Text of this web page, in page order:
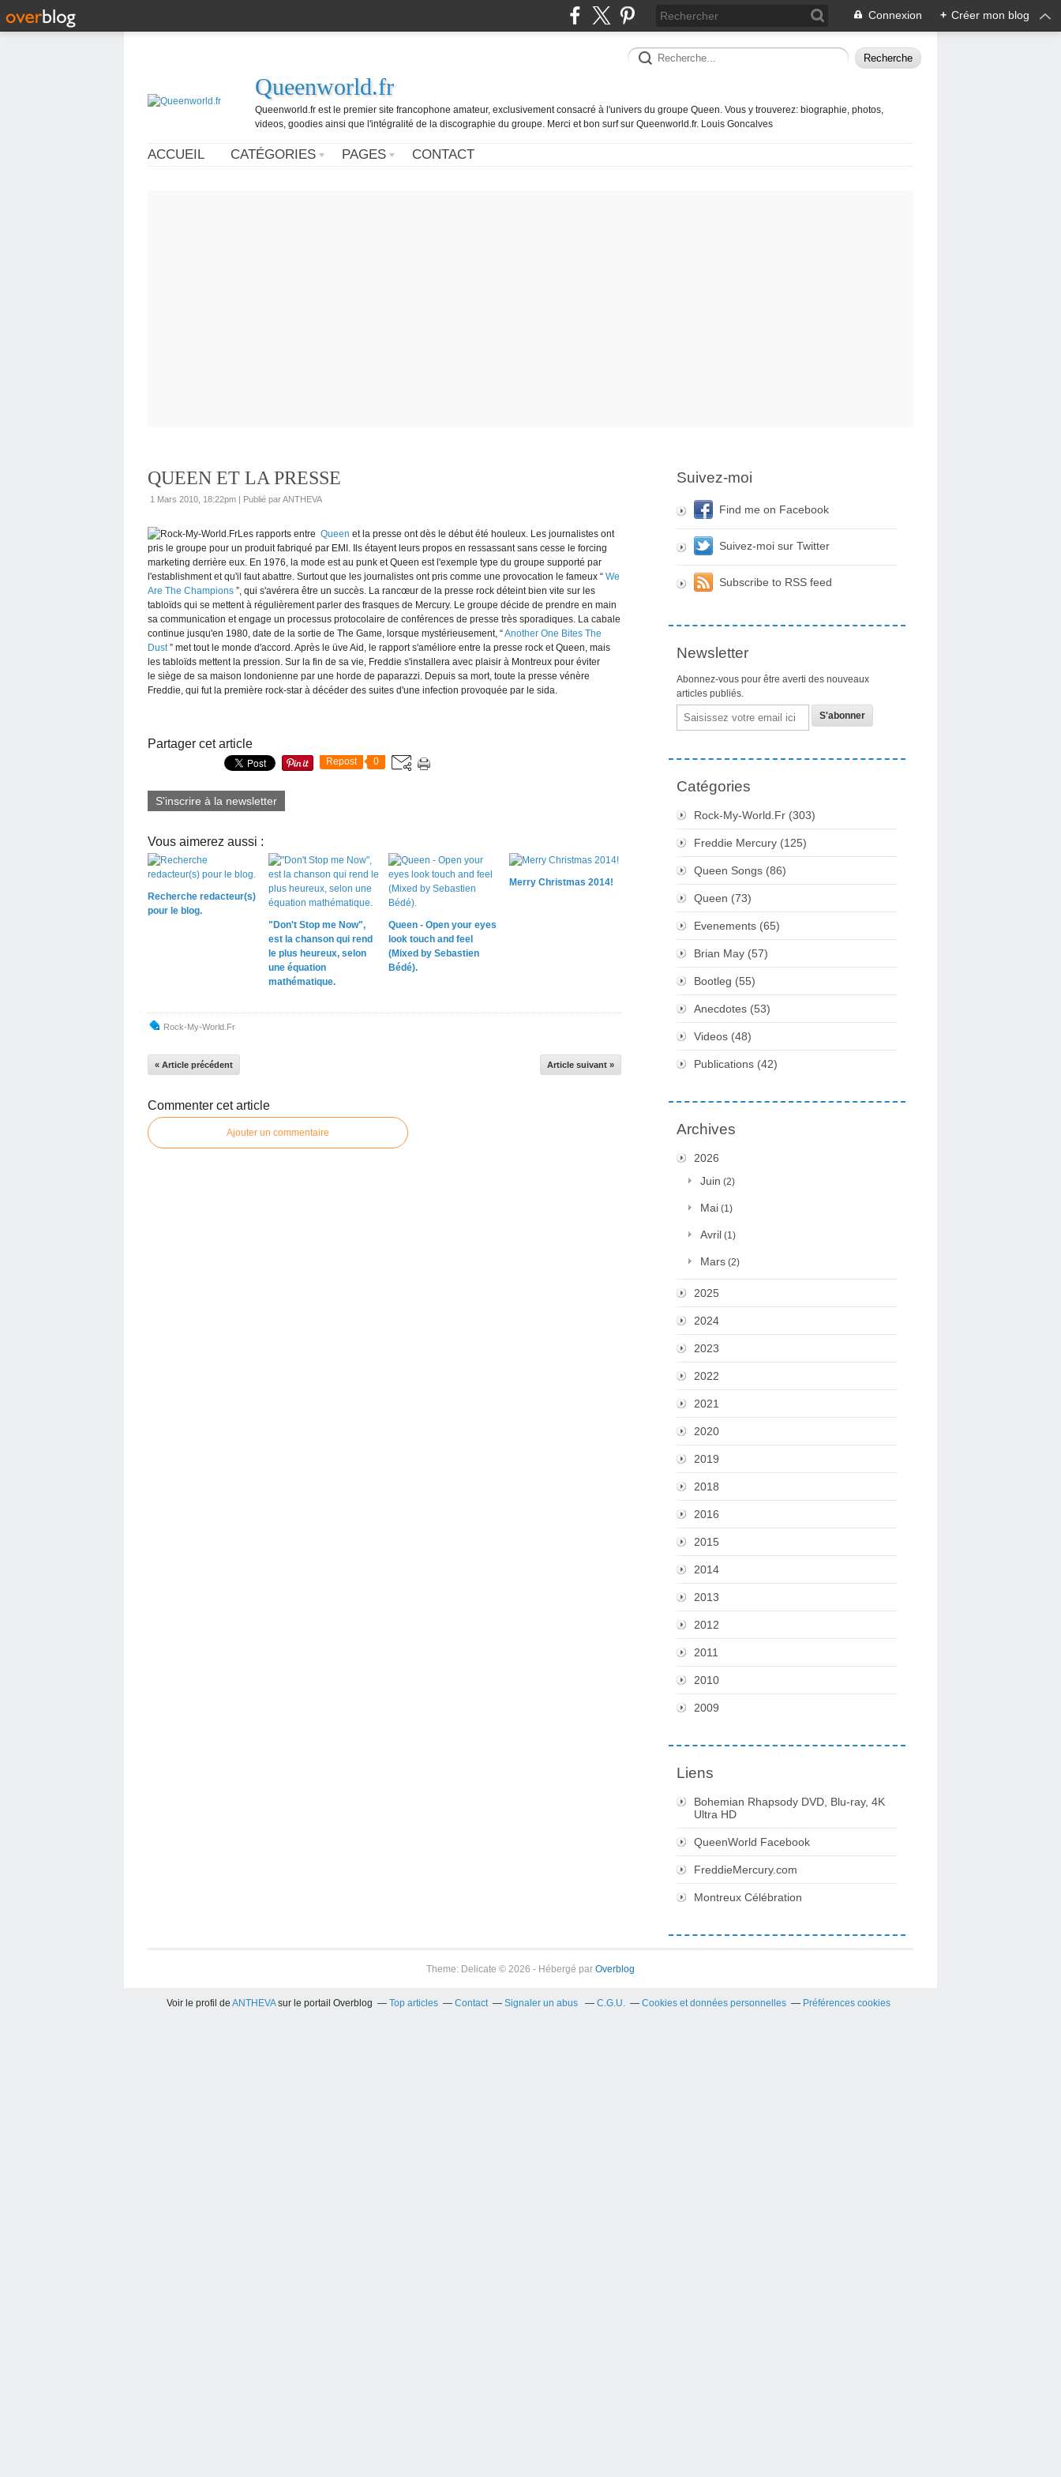
Connexion + Créer mon blog
Queenworld.fr
Queenworld.fr est le premier site francophone amateur, exclusivement consacré à l'univers du groupe Queen. Vous y trouverez: biographie, photos,
videos, goodies ainsi que l'intégralité de la discographie du groupe. Merci et bon surf sur Queenworld.fr. Louis Goncalves
ACCUEIL CATÉGORIES PAGES CONTACT
QUEEN ET LA PRESSE
1 Mars 2010, 18:22pm | Publié par ANTHEVA
Les rapports entre Queen et la presse ont dès le début été houleux. Les journalistes ont
pris le groupe pour un produit fabriqué par EMI. Ils étayent leurs propos en ressassant sans cesse le forcing
marketing derrière eux. En 1976, la mode est au punk et Queen est l'exemple type du groupe supporté par
l'establishment et qu'il faut abattre. Surtout que les journalistes ont pris comme une provocation le fameux “ We
Are The Champions ”, qui s'avérera être un succès. La rancœur de la presse rock déteint bien vite sur les
tabloïds qui se mettent à régulièrement parler des frasques de Mercury. Le groupe décide de prendre en main
sa communication et engage un processus protocolaire de conférences de presse très sporadiques. La cabale
continue jusqu'en 1980, date de la sortie de The Game, lorsque mystérieusement, “Another One Bites The
Dust” met tout le monde d'accord. Après le üve Aid, le rapport s'améliore entre la presse rock et Queen, mais
les tabloïds mettent la pression. Sur la fin de sa vie, Freddie s'installera avec plaisir à Montreux pour éviter
le siège de sa maison londonienne par une horde de paparazzi. Depuis sa mort, toute la presse vénère
Freddie, qui fut la première rock-star à décéder des suites d'une infection provoquée par le sida.
Partager cet article
Repost 0
S'inscrire à la newsletter
Vous aimerez aussi :
Recherche redacteur(s)
pour le blog.
"Don't Stop me Now",
est la chanson qui rend
le plus heureux, selon
une équation
mathématique.
Queen - Open your eyes
look touch and feel
(Mixed by Sebastien
Bédé).
Merry Christmas 2014!
Rock-My-World.fr
« Article précédent Article suivant »
Commenter cet article
Ajouter un commentaire
Suivez-moi
Find me on Facebook
Suivez-moi sur Twitter
Subscribe to RSS feed
Newsletter
Abonnez-vous pour être averti des nouveaux
articles publiés.
Email
Catégories
Rock-My-World.fr (303)
Freddie Mercury (125)
Queen Songs (86)
Queen (73)
Evenements (65)
Brian May (57)
Bootleg (55)
Anecdotes (53)
Videos (48)
Publications (42)
Archives
2026
Juin (2)
Mai (1)
Avril (1)
Mars (2)
2025
2024
2023
2022
2021
2020
2019
2018
2016
2015
2014
2013
2012
2011
2010
2009
Liens
Bohemian Rhapsody DVD, Blu-ray, 4K
Ultra HD
QueenWorld Facebook
FreddieMercury.com
Montreux Célébration
Theme: Delicate © 2026 - Hébergé par Overblog
Voir le profil de ANTHEVAsur le portail Overblog Top articles Contact Signaler un abus C.G.U. Cookies et données personnelles Préférences cookies